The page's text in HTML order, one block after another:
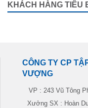
KHÁCH HÀNG TIÊU
CÔNG TY CP
VƯỢNG
VP : 243 Vũ Tông
Xưởng SX : Hoàn